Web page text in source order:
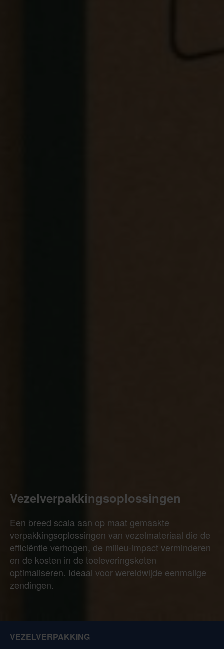
Vezelverpakkingsoplossingen
Een breed scala aan op maat gemaakte
verpakkingsoplossingen van vezelmateriaal die de
efficiëntie verhogen, de milieu-impact verminderen
en de kosten in de toeleveringsketen
optimaliseren. Ideaal voor wereldwijde eenmalige
zendingen.
VEZELVERPAKKING